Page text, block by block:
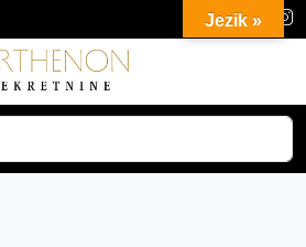
Jezik »